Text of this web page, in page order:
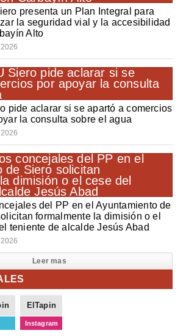
presenta un Plan Integral para
la seguridad vial y la accesibilidad
Alto
pide aclarar si se apartó a comercios
la consulta sobre el agua
del PP en el Ayuntamiento de
formalmente la dimisión o el
teniente de alcalde Jesús Abad
Leer mas
ElTapin
Instagram